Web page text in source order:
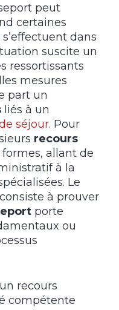
peut
certaines
s’effectuent dans
suscite un
ressortissants
mesures
part un
liés à un
séjour. Pour
recours
allant de
à la
Le
à prouver
porte
ou
recours
compétente